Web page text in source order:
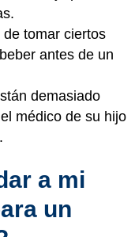
tomar ciertos
antes de un
demasiado
médico de su hijo
a mi
un